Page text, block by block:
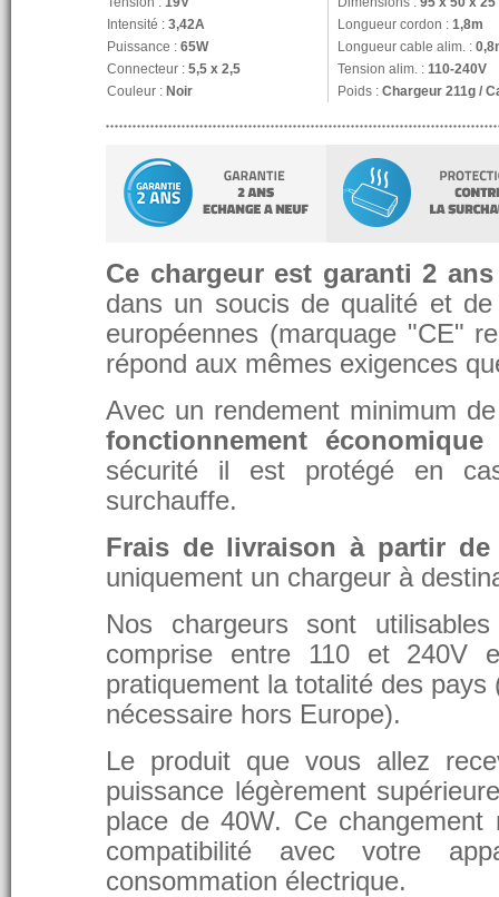
Intensité : 3,42A Longueur cordon : 1,8m
Puissance : 65W Longueur cable alim. :
Connecteur : 5,5 x 2,5 Tension alim. : 110-240V
Couleur : Noir Poids : Chargeur 211g /
Ce chargeur est garanti 2 ans
dans un soucis de qualité et
européennes (marquage "CE"
répond aux mêmes exigences
Avec un rendement minimum
fonctionnement
sécurité il est protégé en
surchauffe.
Frais de livraison à partir de
uniquement un chargeur à
Nos chargeurs sont
comprise entre 110 et 240V
pratiquement la totalité des
nécessaire hors Europe).
Le produit que vous allez
puissance légèrement
place de 40W. Ce
compatibilité avec votre
consommation électrique.